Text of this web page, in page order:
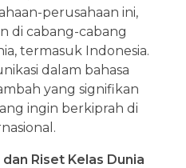
perusahaan ini,
di cabang-cabang
termasuk Indonesia.
dalam bahasa
yang signifikan
ingin berkiprah di
Riset Kelas Dunia